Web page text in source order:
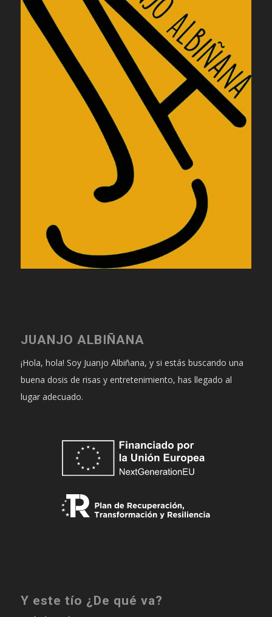
JUANJO ALBIÑANA
¡Hola, hola! Soy Juanjo Albiñana, y si estás buscando una
buena dosis de risas y entretenimiento, has llegado al
lugar adecuado.
Y este tío ¿De qué va?